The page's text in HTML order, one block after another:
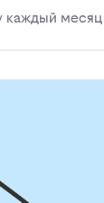
каждый месяц